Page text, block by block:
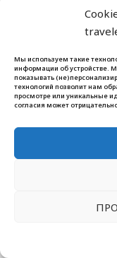
Мы используем такие
информации об устройстве.
показывать
технологий позволит нам
просмотре или уникальные
согласия может